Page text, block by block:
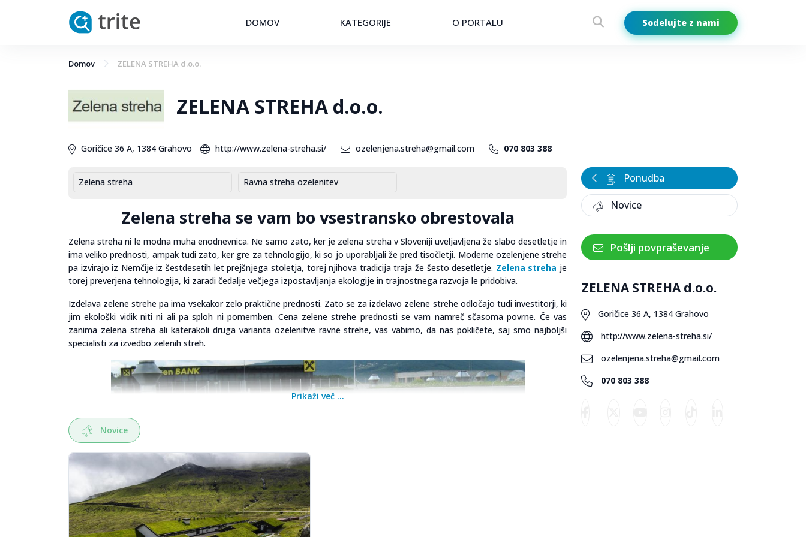
DOMOV KATEGORIJE O PORTALU Sodelujte z nami
Domov ZELENA STREHA d.o.o.
ZELENA STREHA d.o.o.
Goričice 36 A, 1384 Grahovo http://www.zelena-streha.si/ ozelenjena.streha@gmail.com 070 803 388
Zelena streha Ravna streha ozelenitev
Zelena streha se vam bo vsestransko obrestovala
Zelena streha ni le modna muha enodnevnica. Ne samo zato, ker je zelena streha v Sloveniji uveljavljena že slabo desetletje in
ima veliko prednosti, ampak tudi zato, ker gre za tehnologijo, ki so jo uporabljali že pred tisočletji. Moderne ozelenjene strehe
pa izvirajo iz Nemčije iz šestdesetih let prejšnjega stoletja, torej njihova tradicija traja že šesto desetletje. Zelena streha je
torej preverjena tehnologija, ki zaradi čedalje večjega izpostavljanja ekologije in trajnostnega razvoja le pridobiva.
Izdelava zelene strehe pa ima vsekakor zelo praktične prednosti. Zato se za izdelavo zelene strehe odločajo tudi investitorji, ki
jim ekološki vidik niti ni ali pa sploh ni pomemben. Cena zelene strehe prednosti se vam namreč sčasoma povrne. Če vas
zanima zelena streha ali katerakoli druga varianta ozelenitve ravne strehe, vas vabimo, da nas pokličete, saj smo najboljši
specialisti za izvedbo zelenih streh.
Prikaži več ...
Novice
Ponudba
Novice
Pošlji povpraševanje
ZELENA STREHA d.o.o.
Goričice 36 A, 1384 Grahovo
http://www.zelena-streha.si/
ozelenjena.streha@gmail.com
070 803 388